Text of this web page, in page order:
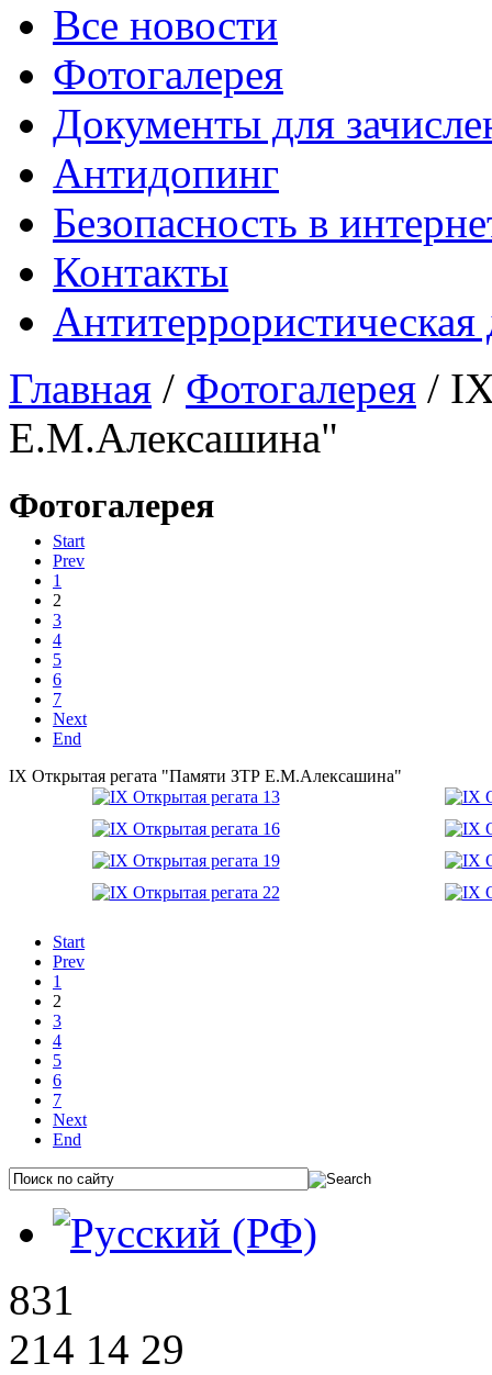
Все новости
Фотогалерея
Документы для
Антидопинг
Безопасность в
Контакты
Антитеррористическая
Главная / Фотогалерея /
Е.М.Алексашина"
Фотогалерея
Start
Prev
1
2
3
4
5
6
7
Next
End
IX Открытая регата "Памяти ЗТР Е.М.Алексашина"
Start
Prev
1
2
3
4
5
6
7
Next
End
831
214 14 29